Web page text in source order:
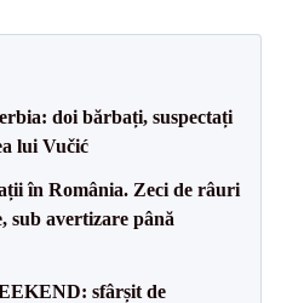
doi bărbați, suspectați
lui Vučić
în România. Zeci de râuri
sub avertizare până
sfârșit de